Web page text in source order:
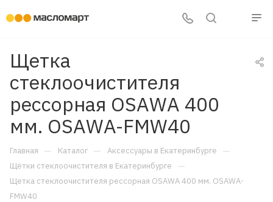
Щетка
стеклоочистителя
рессорная OSAWA 400
мм. OSAWA-FMW40
Главная — Каталог — Аксессуары в Екатеринбурге —
Щётки стеклоочистителя в Екатеринбурге —
Щетка стеклоочистителя рессорная OSAWA 400 мм. OSAWA-
FMW40